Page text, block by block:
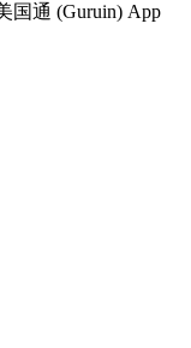
国通 (Guruin) App